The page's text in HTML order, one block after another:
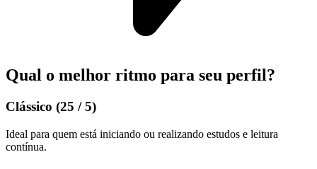
Qual o melhor ritmo para seu perfil?
Clássico (25 / 5)
Ideal para quem está iniciando ou realizando estudos e leitura
contínua.